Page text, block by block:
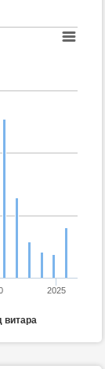
витара
2025